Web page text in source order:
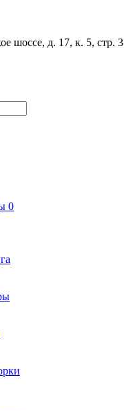
шоссе, д. 17, к. 5, стр. 3
0